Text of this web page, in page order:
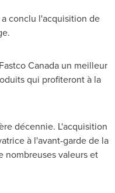
conclu l'acquisition de
Canada un meilleur
qui profiteront à la
décennie. L'acquisition
à l'avant-garde de la
nombreuses valeurs et